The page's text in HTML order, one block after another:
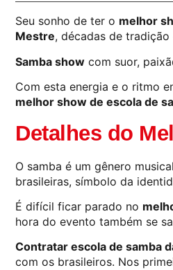
Seu sonho de ter o melhor
Mestre, décadas de
Samba show com suor,
Com esta energia e o ritmo
melhor show de escola de
Detalhes do
O samba é um gênero
brasileiras, símbolo da
É difícil ficar parado no
hora do evento também se
Contratar escola de samba
com os brasileiros. Nos